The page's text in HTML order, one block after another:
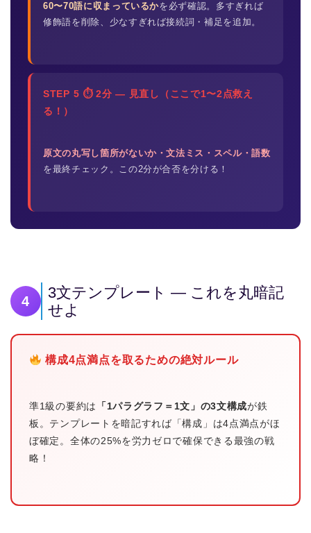
60〜70語に収まっているかを必ず確認。多すぎれば
修飾語を削除、少なすぎれば接続詞・補足を追加。
STEP 5 ⏱ 2分 — 見直し（ここで1〜2点救え
る！）
原文の丸写し箇所がないか・文法ミス・スペル・語数
を最終チェック。この2分が合否を分ける！
4
3文テンプレート — これを丸暗記
せよ
構成4点満点を取るための絶対ルール
準1級の要約は 「1パラグラフ＝1文」の3文構成が鉄
板。テンプレートを暗記すれば「構成」は4点満点がほ
ぼ確定。全体の25%を労力ゼロで確保できる最強の戦
略！